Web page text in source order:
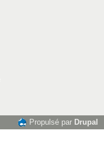
Propulsé par Drupal